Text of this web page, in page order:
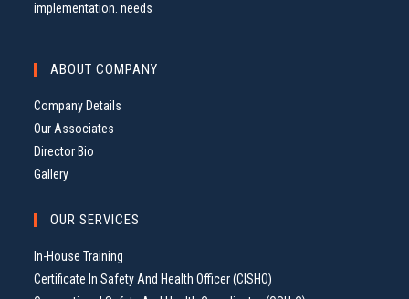
implementation. needs
ABOUT COMPANY
Company Details
Our Associates
Director Bio
Gallery
OUR SERVICES
In-House Training
Certificate In Safety And Health Officer (CISHO)